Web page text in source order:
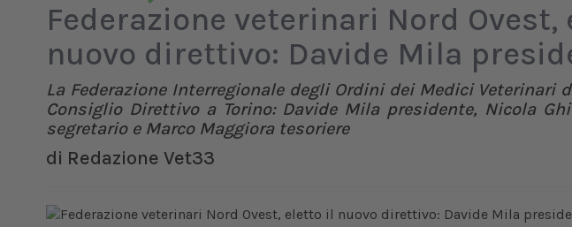
Federazione veterinari Nord
nuovo direttivo: Davide Mila
La Federazione Interregionale degli Ordini dei Medici Veterinari
Consiglio Direttivo a Torino: Davide Mila presidente, Nicola
segretario e Marco Maggiora tesoriere
di Redazione Vet33